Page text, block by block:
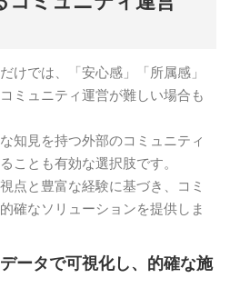
けでは、「安心感」「所属感」
ミュニティ運営が難しい場合も
知見を持つ外部のコミュニティ
ことも有効な選択肢です。
点と豊富な経験に基づき、コミ
確なソリューションを提供しま
ータで可視化し、的確な施